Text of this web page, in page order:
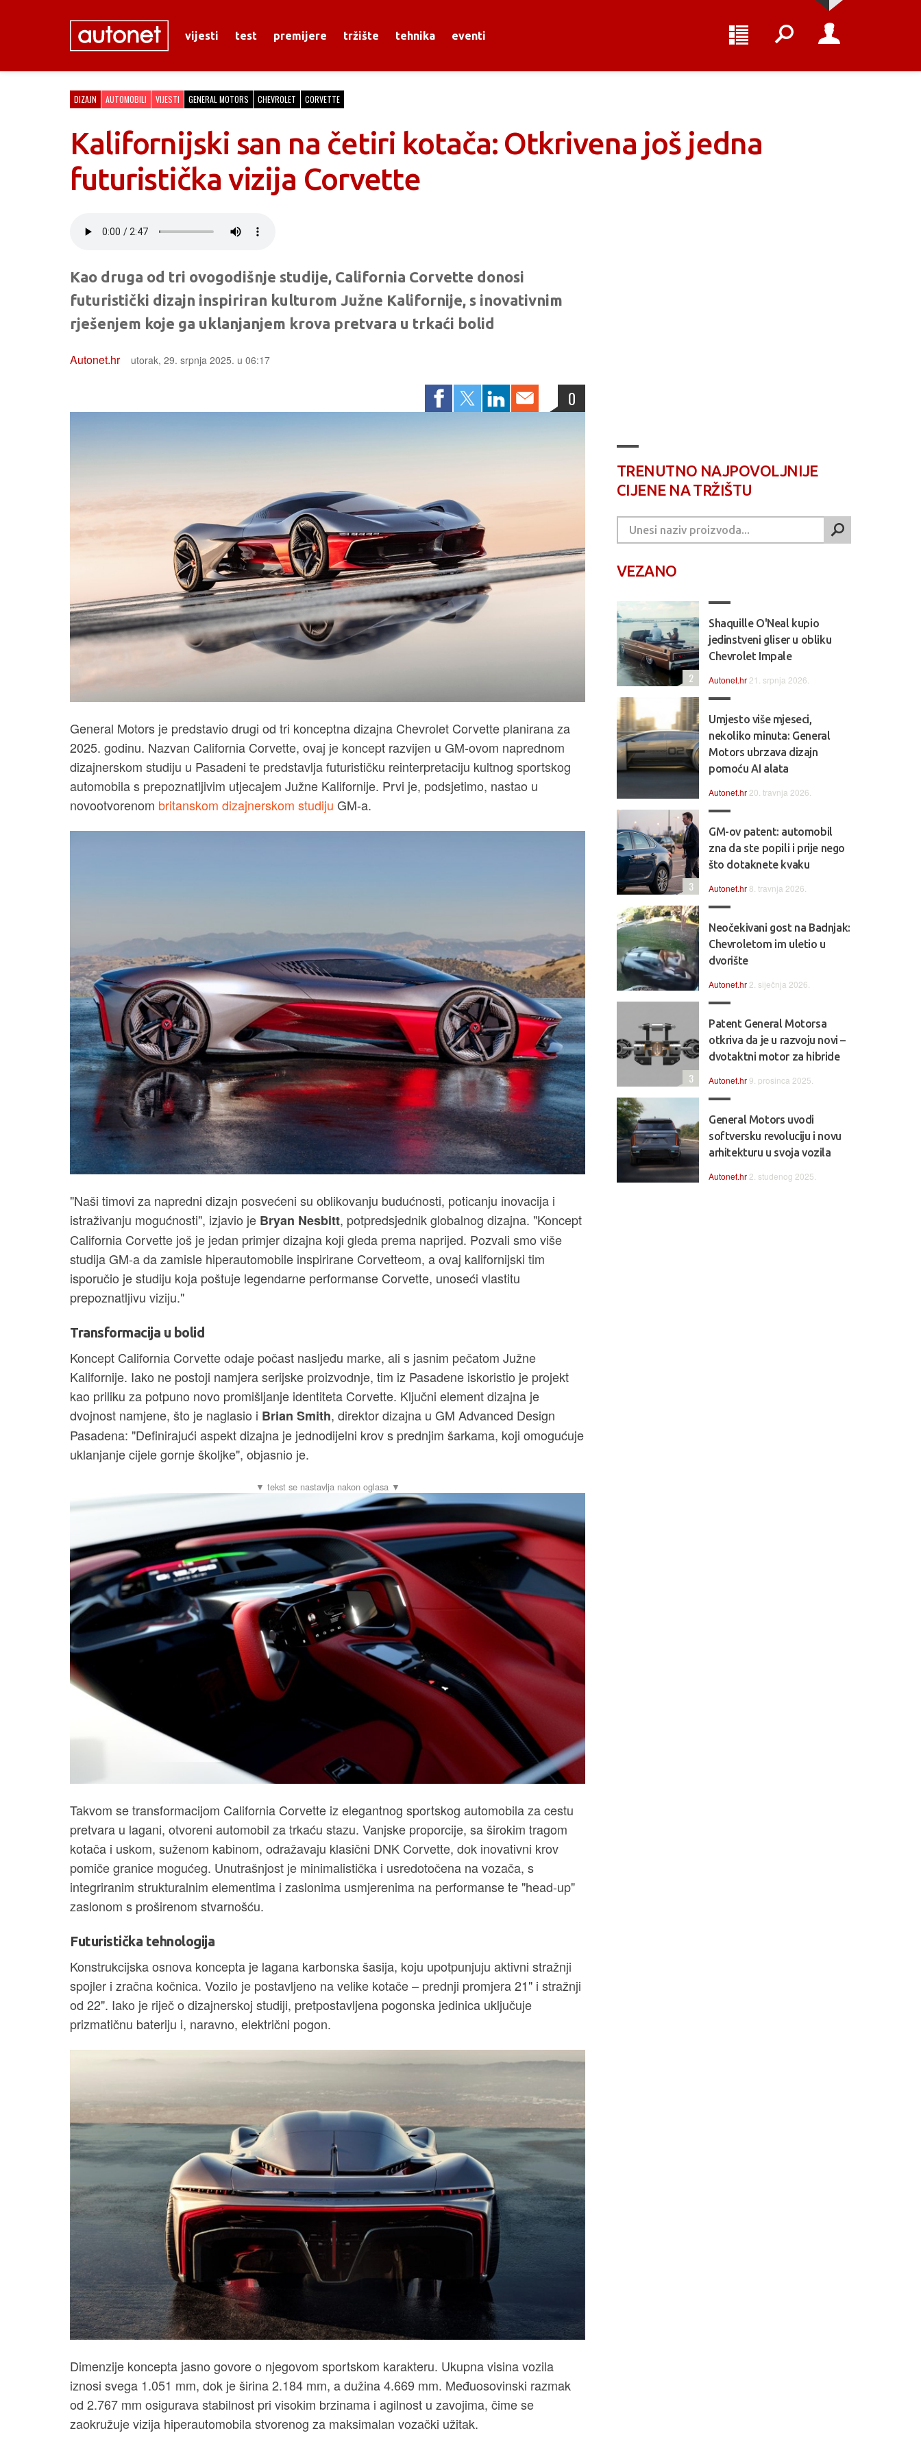
vijesti test premijere tržište tehnika eventi
DIZAJN AUTOMOBILI VIJESTI GENERAL MOTORS CHEVROLET CORVETTE
Kalifornijski san na četiri kotača: Otkrivena još jedna
futuristička vizija Corvette
Kao druga od tri ovogodišnje studije, California Corvette donosi
futuristički dizajn inspiriran kulturom Južne Kalifornije, s inovativnim
rješenjem koje ga uklanjanjem krova pretvara u trkaći bolid
Autonet.hr utorak, 29. srpnja 2025. u 06:17
0
General Motors je predstavio drugi od tri konceptna dizajna Chevrolet Corvette planirana za
2025. godinu. Nazvan California Corvette, ovaj je koncept razvijen u GM-ovom naprednom
dizajnerskom studiju u Pasadeni te predstavlja futurističku reinterpretaciju kultnog sportskog
automobila s prepoznatljivim utjecajem Južne Kalifornije. Prvi je, podsjetimo, nastao u
novootvorenom britanskom dizajnerskom studiju GM-a.
"Naši timovi za napredni dizajn posvećeni su oblikovanju budućnosti, poticanju inovacija i
istraživanju mogućnosti", izjavio je Bryan Nesbitt, potpredsjednik globalnog dizajna. "Koncept
California Corvette još je jedan primjer dizajna koji gleda prema naprijed. Pozvali smo više
studija GM-a da zamisle hiperautomobile inspirirane Corvetteom, a ovaj kalifornijski tim
isporučio je studiju koja poštuje legendarne performanse Corvette, unoseći vlastitu
prepoznatljivu viziju."
Transformacija u bolid
Koncept California Corvette odaje počast nasljeđu marke, ali s jasnim pečatom Južne
Kalifornije. Iako ne postoji namjera serijske proizvodnje, tim iz Pasadene iskoristio je projekt
kao priliku za potpuno novo promišljanje identiteta Corvette. Ključni element dizajna je
dvojnost namjene, što je naglasio i Brian Smith, direktor dizajna u GM Advanced Design
Pasadena: "Definirajući aspekt dizajna je jednodijelni krov s prednjim šarkama, koji omogućuje
uklanjanje cijele gornje školjke", objasnio je.
Takvom se transformacijom California Corvette iz elegantnog sportskog automobila za cestu
pretvara u lagani, otvoreni automobil za trkaću stazu. Vanjske proporcije, sa širokim tragom
kotača i uskom, suženom kabinom, odražavaju klasični DNK Corvette, dok inovativni krov
pomiče granice mogućeg. Unutrašnjost je minimalistička i usredotočena na vozača, s
integriranim strukturalnim elementima i zaslonima usmjerenima na performanse te "head-up"
zaslonom s proširenom stvarnošću.
Futuristička tehnologija
Konstrukcijska osnova koncepta je lagana karbonska šasija, koju upotpunjuju aktivni stražnji
spojler i zračna kočnica. Vozilo je postavljeno na velike kotače – prednji promjera 21" i stražnji
od 22". Iako je riječ o dizajnerskoj studiji, pretpostavljena pogonska jedinica uključuje
prizmatičnu bateriju i, naravno, električni pogon.
Dimenzije koncepta jasno govore o njegovom sportskom karakteru. Ukupna visina vozila
iznosi svega 1.051 mm, dok je širina 2.184 mm, a dužina 4.669 mm. Međuosovinski razmak
od 2.767 mm osigurava stabilnost pri visokim brzinama i agilnost u zavojima, čime se
zaokružuje vizija hiperautomobila stvorenog za maksimalan vozački užitak.
TRENUTNO NAJPOVOLJNIJE
CIJENE NA TRŽIŠTU
VEZANO
Shaquille O'Neal kupio
jedinstveni gliser u obliku
Chevrolet Impale
Autonet.hr 21. srpnja 2026.
2
Umjesto više mjeseci,
nekoliko minuta: General
Motors ubrzava dizajn
pomoću AI alata
Autonet.hr 20. travnja 2026.
GM-ov patent: automobil
zna da ste popili i prije nego
što dotaknete kvaku
Autonet.hr8. travnja 2026.
3
Neočekivani gost na Badnjak:
Chevroletom im uletio u
dvorište
Autonet.hr 2. siječnja 2026.
Patent General Motorsa
otkriva da je u razvoju novi –
dvotaktni motor za hibride
Autonet.hr9. prosinca 2025.
3
General Motors uvodi
softversku revoluciju i novu
arhitekturu u svoja vozila
Autonet.hr 2. studenog 2025.